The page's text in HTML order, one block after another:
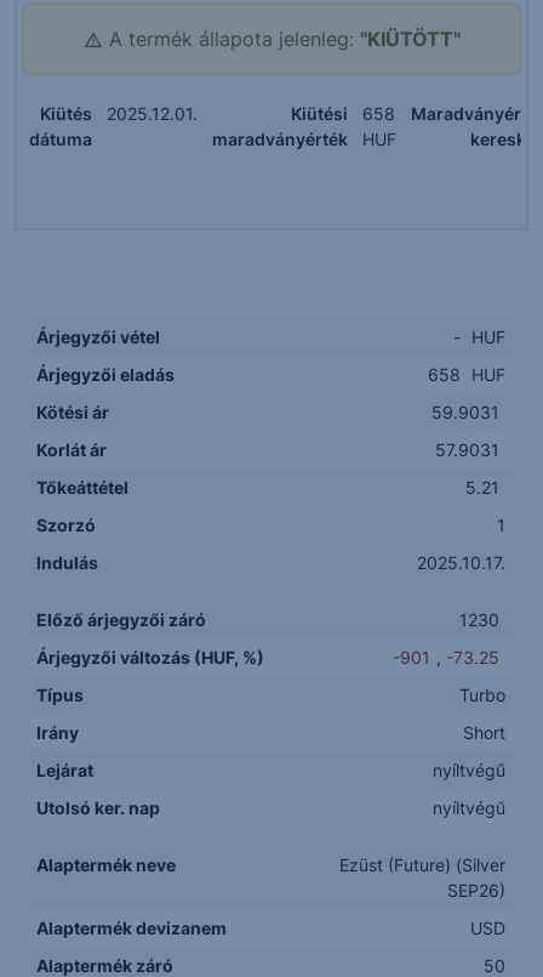
A termék állapota jelenleg: "KIÜTÖTT"
Kiütés
dátuma
2025.12.01.
Kiütési
maradványérték
658
HUF
Árjegyzői vétel - HUF
Árjegyzői eladás
658
HUF
Kötési ár
59.9031
Korlát ár
57.9031
Tőkeáttétel
5.21
Szorzó
1
Indulás
2025.10.17.
Előző árjegyzői záró
1230
Árjegyzői változás (HUF, %)
-901 , -73.25
Típus
Turbo
Irány
Short
Lejárat
nyíltvégű
Utolsó ker. nap
nyíltvégű
Alaptermék neve
Ezüst (Future) (Silver
SEP26)
Alaptermék devizanem
USD
Alaptermék záró
50